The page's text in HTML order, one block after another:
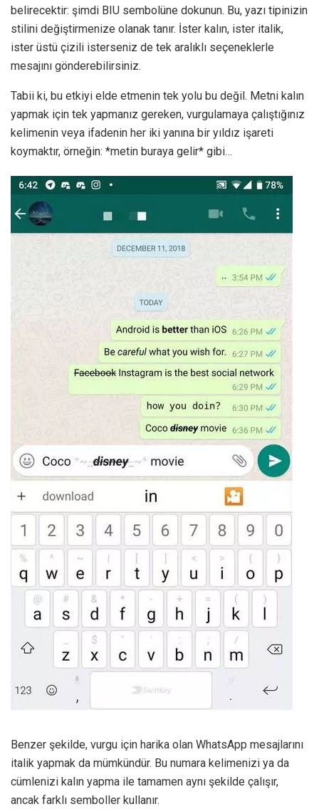
belirecektir: şimdi BIU sembolüne dokunun. Bu, yazı tipinizin
stilini değiştirmenize olanak tanır. İster kalın, ister italik,
ister üstü çizili isterseniz de tek aralıklı seçeneklerle
mesajını gönderebilirsiniz.
Tabii ki, bu etkiyi elde etmenin tek yolu bu değil. Metni kalın
yapmak için tek yapmanız gereken, vurgulamaya çalıştığınız
kelimenin veya ifadenin her iki yanına bir yıldız işareti
koymaktır, örneğin: *metin buraya gelir* gibi…
Benzer şekilde, vurgu için harika olan WhatsApp mesajlarını
italik yapmak da mümkündür. Bu numara kelimenizi ya da
cümlenizi kalın yapma ile tamamen aynı şekilde çalışır,
ancak farklı semboller kullanır.